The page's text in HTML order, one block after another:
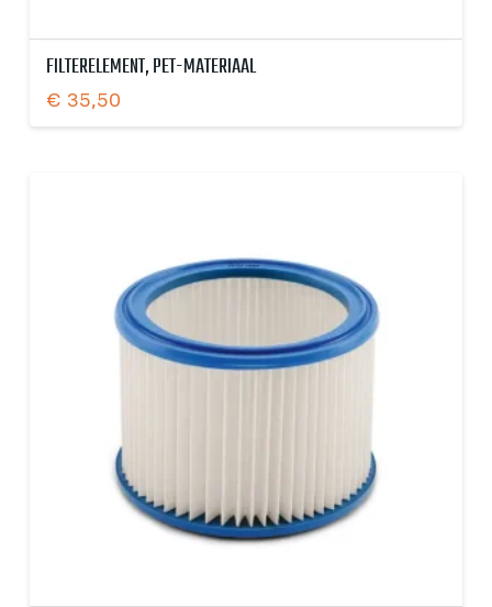
FILTERELEMENT, PET-MATERIAAL
€ 35,50